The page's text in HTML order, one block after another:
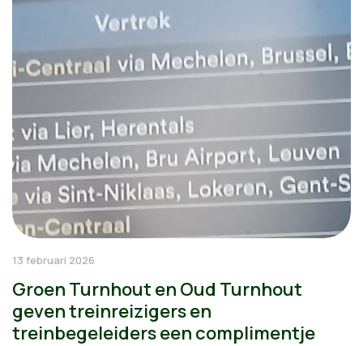
13 februari 2026
Groen Turnhout en Oud Turnhout
geven treinreizigers en
treinbegeleiders een complimentje